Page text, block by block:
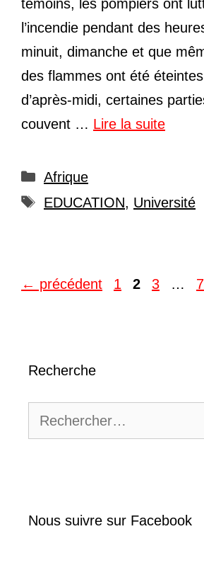
témoins, les pompiers ont
l’incendie pendant des
minuit, dimanche et que
des flammes ont été
d’après-midi, certaines
couvent … Lire la suite
Catégories
Afrique
Étiquettes
EDUCATION, Université
← précédent Page
1 Page
2 Page
3 … 7
Recherche
Nous suivre sur Facebook